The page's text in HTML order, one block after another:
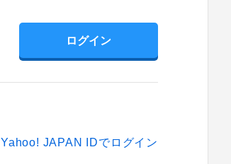
Yahoo! JAPAN IDでログイン